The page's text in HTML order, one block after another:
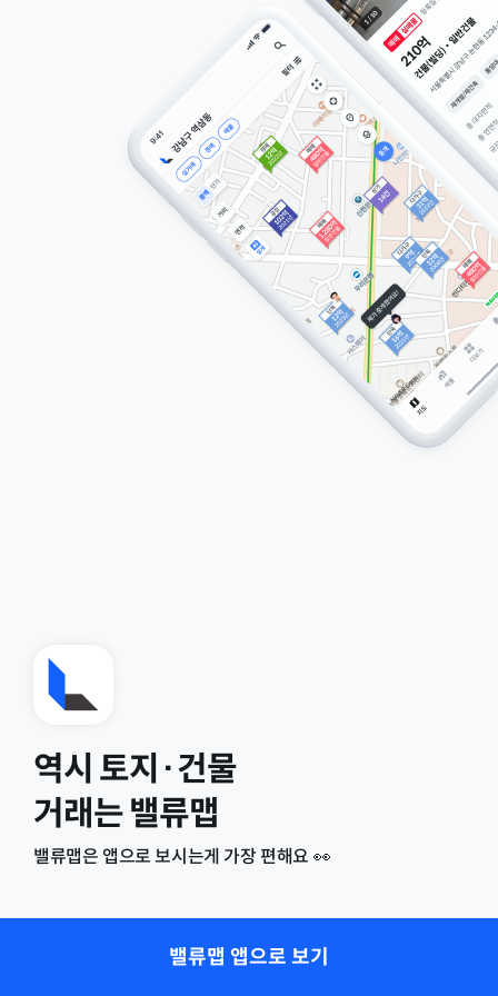
역시 토지·건물
거래는 밸류맵
밸류맵은 앱으로 보시는게 가장 편해요 👀
밸류맵 앱으로 보기